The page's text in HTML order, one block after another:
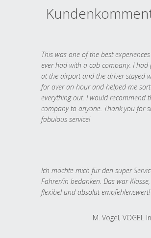
This was one of the best
ever had with a cab company. I had
at the airport and the driver stayed
for over an hour and helped me sort
everything out. I would recommend
company to anyone. Thank you for
fabulous service!
Ich möchte mich für den super
Fahrer/in bedanken. Das war
flexibel und absolut empfehlenswert!
M. Vogel, VOGEL